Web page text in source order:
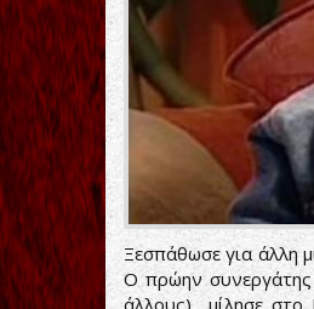
Ξεσπάθωσε για άλλη
Ο πρώην συνεργάτης